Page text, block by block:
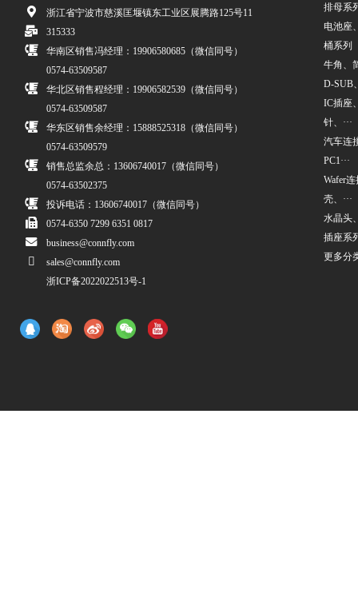
浙江省宁波市慈溪匡堰镇东工业区展腾路125号11
315333
华南区销售冯经理：19906580685（微信同号）
0574-63509587
华北区销售程经理：19906582539（微信同号）
0574-63509587
华东区销售余经理：15888525318（微信同号）
0574-63509579
销售总监余总：13606740017（微信同号）
0574-63502375
投诉电话：13606740017（微信同号）
0574-6350 7299 6351 0817
business@connfly.com
sales@connfly.com
浙ICP备2022022513号-1
排母系
电池座
桶系列
牛角、
D-SUB
IC插座
针、···
汽车连
PC1···
Wafer
壳、···
水晶头
插座系
更多分